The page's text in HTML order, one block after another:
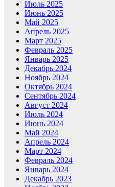
Июль 2025
Июнь 2025
Май 2025
Апрель 2025
Март 2025
Февраль 2025
Январь 2025
Декабрь 2024
Ноябрь 2024
Октябрь 2024
Сентябрь 2024
Август 2024
Июль 2024
Июнь 2024
Май 2024
Апрель 2024
Март 2024
Февраль 2024
Январь 2024
Декабрь 2023